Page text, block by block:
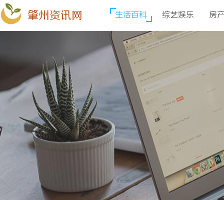
肇州资讯网 生活百科 综艺娱乐 房